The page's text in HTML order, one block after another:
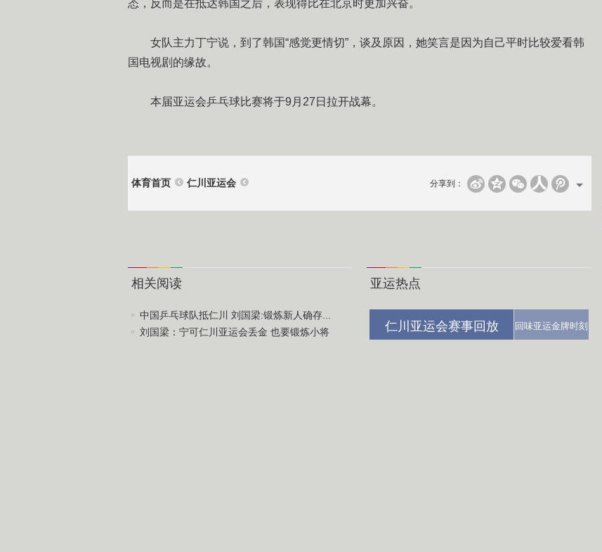
态，反而是在抵达韩国之后，表现得比在北京时更加兴奋。
女队主力丁宁说，到了韩国“感觉更情切”，谈及原因，她笑言是因为自己平时比较爱看韩
国电视剧的缘故。
本届亚运会乒乓球比赛将于9月27日拉开战幕。
体育首页 仁川亚运会 分享到：
相关阅读
中国乒乓球队抵仁川 刘国梁:锻炼新人确存...
刘国梁：宁可仁川亚运会丢金 也要锻炼小将
亚运热点
仁川亚运会赛事回放 回味亚运金牌时刻